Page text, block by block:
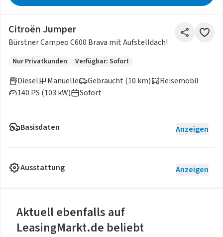
Citroën Jumper
Bürstner Campeo C600 Brava mit Aufstelldach!
Nur Privatkunden Verfügbar: Sofort
Diesel
Gebraucht (10 km)
140 PS (103 kW)
Manuelle
Reisemobil
Sofort
Basisdaten Anzeigen
Ausstattung Anzeigen
Aktuell ebenfalls auf
LeasingMarkt.de beliebt